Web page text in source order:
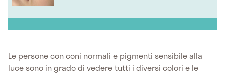
Le persone con coni normali e pigmenti sensibile alla
luce sono in grado di vedere tutti i diversi colori e le